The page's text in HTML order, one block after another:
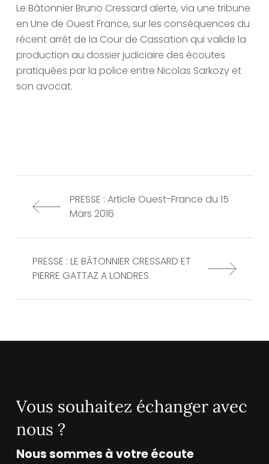
Le Bâtonnier Bruno Cressard alerte, via une tribune
en Une de Ouest France, sur les conséquences du
récent arrêt de la Cour de Cassation qui valide la
production au dossier judiciaire des écoutes
pratiquées par la police entre Nicolas Sarkozy et
son avocat.
PRESSE : Article Ouest-France du 15
Mars 2016
PRESSE : LE BÂTONNIER CRESSARD ET
PIERRE GATTAZ A LONDRES
Vous souhaitez échanger avec
nous ?
Nous sommes à votre écoute